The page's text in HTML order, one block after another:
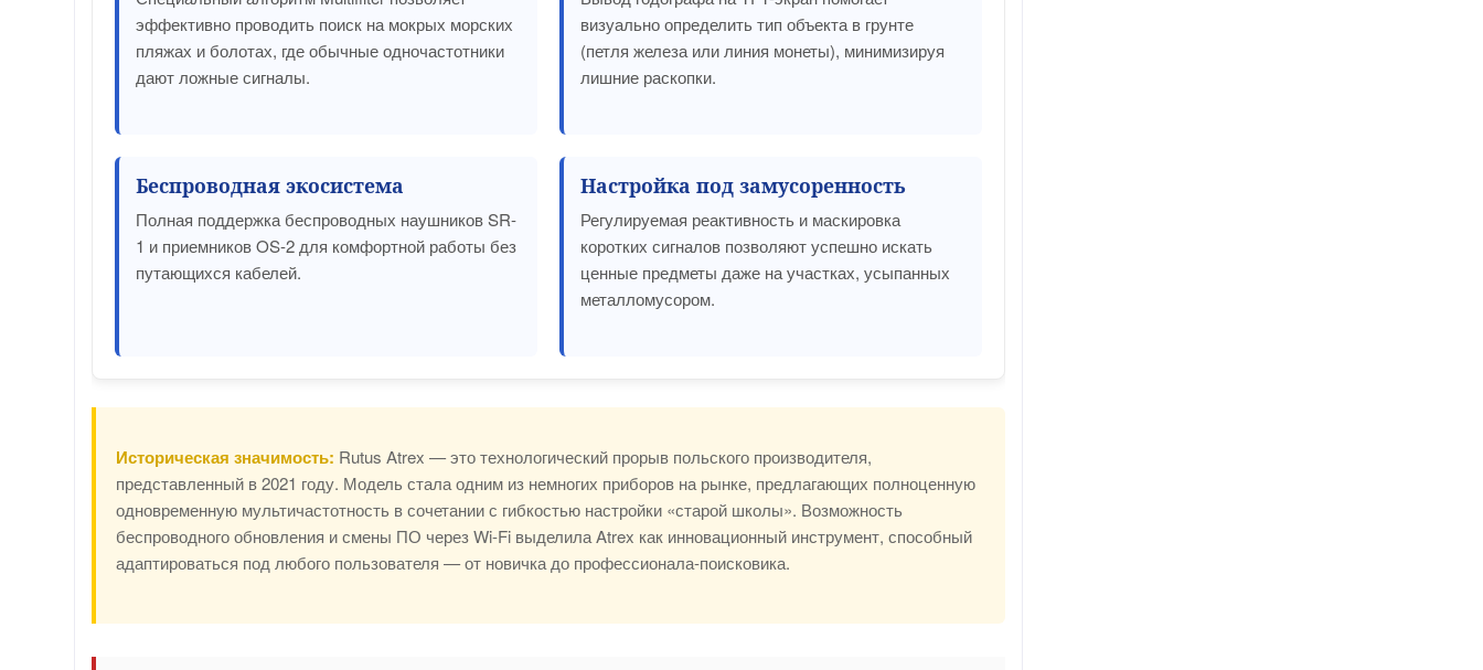
эффективно проводить поиск на мокрых морских
пляжах и болотах, где обычные одночастотники
дают ложные сигналы.
визуально определить тип объекта в грунте
(петля железа или линия монеты), минимизируя
лишние раскопки.
Беспроводная экосистема
Полная поддержка беспроводных наушников SR-
1 и приемников OS-2 для комфортной работы без
путающихся кабелей.
Настройка под замусоренность
Регулируемая реактивность и маскировка
коротких сигналов позволяют успешно искать
ценные предметы даже на участках, усыпанных
металломусором.
Историческая значимость: Rutus Atrex — это технологический прорыв польского производителя,
представленный в 2021 году. Модель стала одним из немногих приборов на рынке, предлагающих полноценную
одновременную мультичастотность в сочетании с гибкостью настройки «старой школы». Возможность
беспроводного обновления и смены ПО через Wi-Fi выделила Atrex как инновационный инструмент, способный
адаптироваться под любого пользователя — от новичка до профессионала-поисковика.